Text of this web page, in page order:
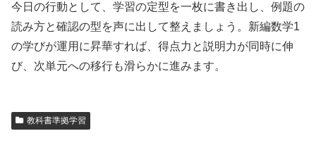
今日の行動として、学習の定型を一枚に書き出し、例題の
読み方と確認の型を声に出して整えましょう。新編数学1
の学びが運用に昇華すれば、得点力と説明力が同時に伸
び、次単元への移行も滑らかに進みます。
教科書準拠学習